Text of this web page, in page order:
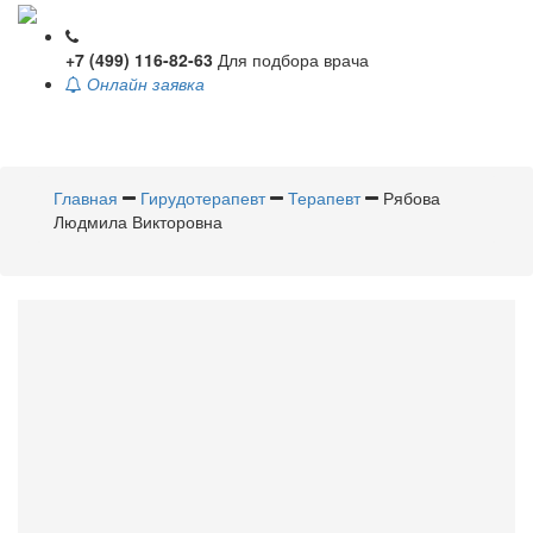
+7 (499) 116-82-63 Для подбора врача
Онлайн заявка
Главная
Гирудотерапевт Терапевт
Рябова
Людмила Викторовна